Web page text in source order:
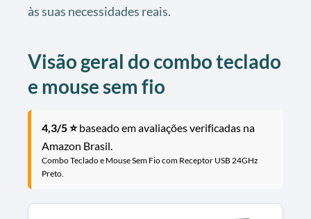
às suas necessidades reais.
Visão geral do combo teclado
e mouse sem fio
4,3/5 ⭐baseado em avaliações verificadas na
Amazon Brasil.
Combo Teclado e Mouse Sem Fio com Receptor USB 24GHz
Preto.